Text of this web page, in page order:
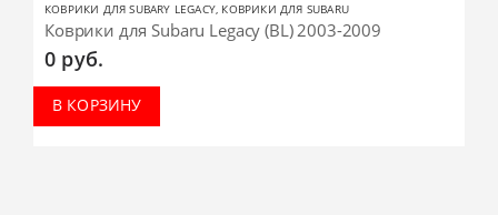
КОВРИКИ ДЛЯ SUBARY LEGACY, КОВРИКИ ДЛЯ SUBARU
Коврики для Subaru Legacy (BL) 2003-2009
0 руб.
В КОРЗИНУ